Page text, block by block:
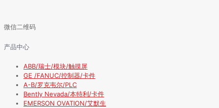
微信二维码
产品中心
ABB/瑞士/模块/触摸屏
GE /FANUC/控制器/卡件
A-B/罗克韦尔/PLC
Bently Nevada/本特利/卡件
EMERSON OVATION/艾默生